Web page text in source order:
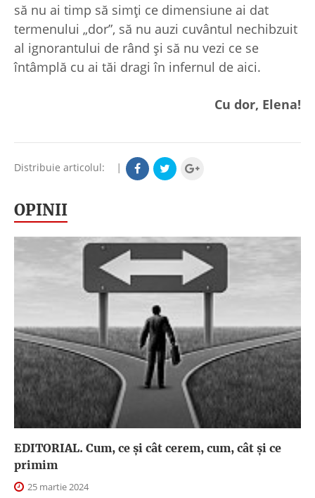
să nu ai timp să simți ce dimensiune ai dat
termenului „dor”, să nu auzi cuvântul nechibzuit
al ignorantului de rând și să nu vezi ce se
întâmplă cu ai tăi dragi în infernul de aici.
Cu dor, Elena!
Distribuie articolul: |
OPINII
EDITORIAL. Cum, ce şi cât cerem, cum, cât şi ce
primim
25 martie 2024